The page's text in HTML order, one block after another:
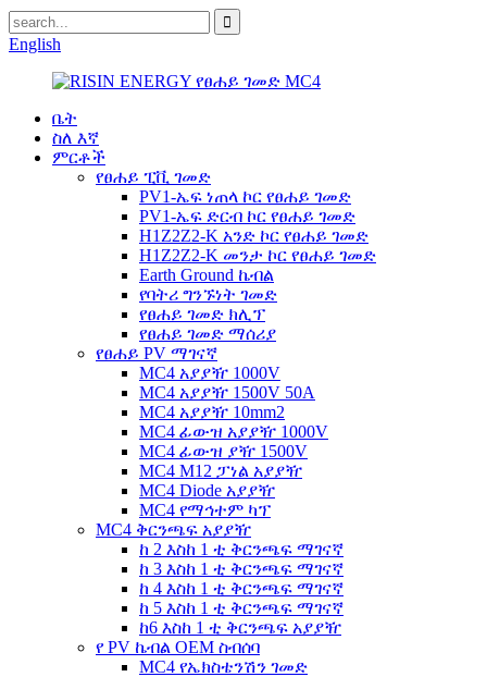
English
ቤት
ስለ እኛ
ምርቶች
የፀሐይ ፒቪ ገመድ
PV1-ኤፍ ነጠላ ኮር የፀሐይ ገመድ
PV1-ኤፍ ድርብ ኮር የፀሐይ ገመድ
H1Z2Z2-K አንድ ኮር የፀሐይ ገመድ
H1Z2Z2-K መንታ ኮር የፀሐይ ገመድ
Earth Ground ኬብል
የባትሪ ግንኙነት ገመድ
የፀሐይ ገመድ ክሊፕ
የፀሐይ ገመድ ማሰሪያ
የፀሐይ PV ማገናኛ
MC4 አያያዥ 1000V
MC4 አያያዥ 1500V 50A
MC4 አያያዥ 10mm2
MC4 ፊውዝ አያያዥ 1000V
MC4 ፊውዝ ያዥ 1500V
MC4 M12 ፓነል አያያዥ
MC4 Diode አያያዥ
MC4 የማኅተም ካፕ
MC4 ቅርንጫፍ አያያዥ
ከ 2 እስከ 1 ቲ ቅርንጫፍ ማገናኛ
ከ 3 እስከ 1 ቲ ቅርንጫፍ ማገናኛ
ከ 4 እስከ 1 ቲ ቅርንጫፍ ማገናኛ
ከ 5 እስከ 1 ቲ ቅርንጫፍ ማገናኛ
ከ6 እስከ 1 ቲ ቅርንጫፍ አያያዥ
የ PV ኬብል OEM ስብሰባ
MC4 የኤክስቴንሽን ገመድ